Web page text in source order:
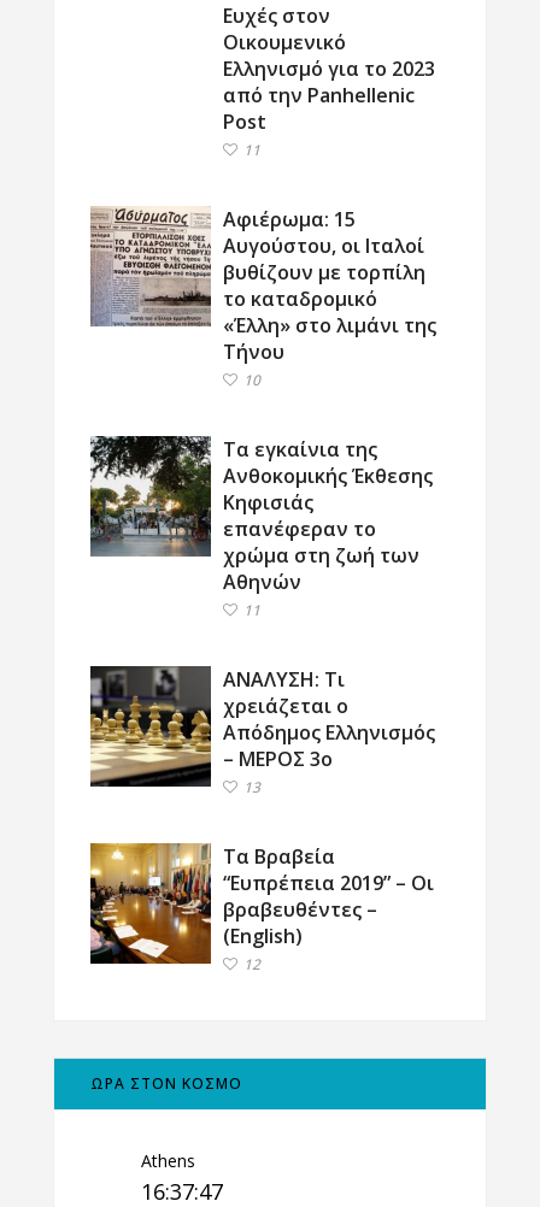
Ευχές στον
Οικουμενικό
Ελληνισμό για το 2023
από την Panhellenic
Post
11
Αφιέρωμα: 15
Αυγούστου, οι Ιταλοί
βυθίζουν με τορπίλη
το καταδρομικό
«Έλλη» στο λιμάνι της
Τήνου
10
Τα εγκαίνια της
Ανθοκομικής Έκθεσης
Κηφισιάς
επανέφεραν το
χρώμα στη ζωή των
Αθηνών
11
ΑΝΑΛΥΣΗ: Τι
χρειάζεται ο
Απόδημος Ελληνισμός
– ΜΕΡΟΣ 3ο
13
Τα Βραβεία
“Ευπρέπεια 2019” – Οι
βραβευθέντες –
(English)
12
ΩΡΑ ΣΤΟΝ ΚΟΣΜΟ
Athens
16:37:48